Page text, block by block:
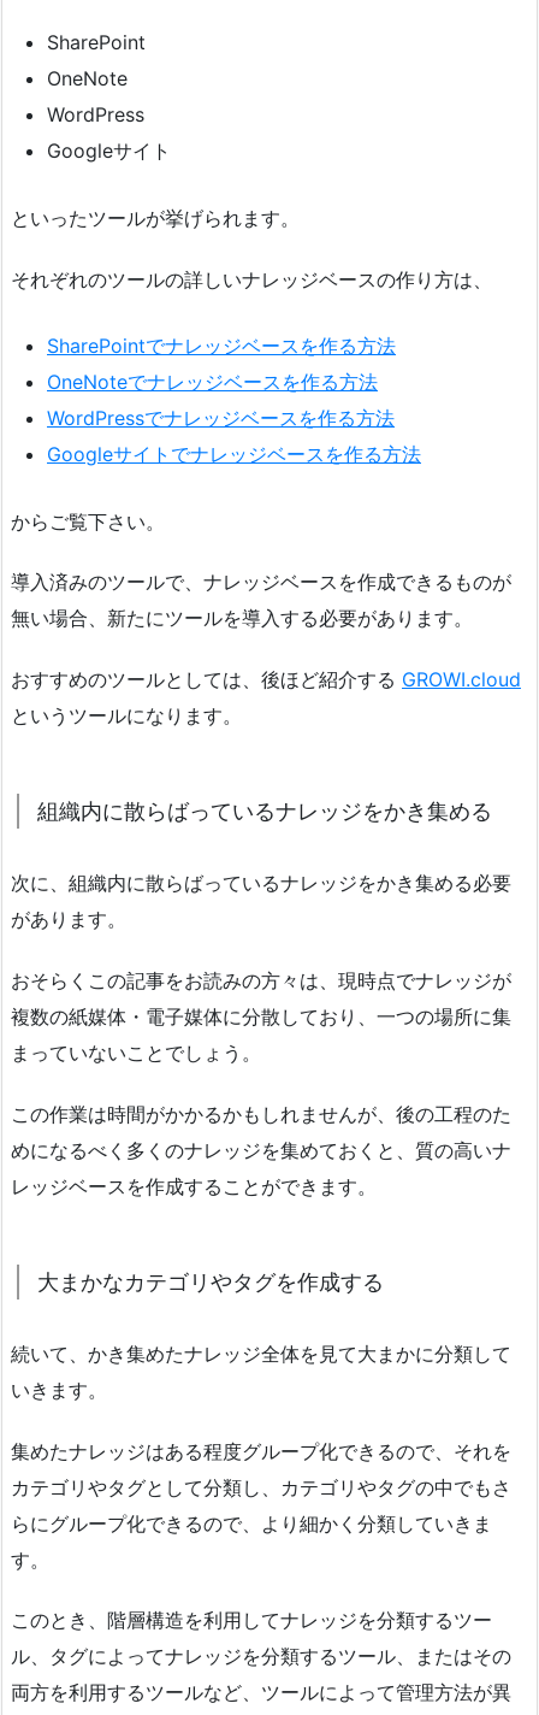
SharePoint
OneNote
WordPress
Googleサイト
といったツールが挙げられます。
それぞれのツールの詳しいナレッジベースの作り方は、
SharePointでナレッジベースを作る方法
OneNoteでナレッジベースを作る方法
WordPressでナレッジベースを作る方法
Googleサイトでナレッジベースを作る方法
からご覧下さい。
導入済みのツールで、ナレッジベースを作成できるものが
無い場合、新たにツールを導入する必要があります。
おすすめのツールとしては、後ほど紹介する GROWI.cloud
というツールになります。
組織内に散らばっているナレッジをかき集める
次に、組織内に散らばっているナレッジをかき集める必要
があります。
おそらくこの記事をお読みの方々は、現時点でナレッジが
複数の紙媒体・電子媒体に分散しており、一つの場所に集
まっていないことでしょう。
この作業は時間がかかるかもしれませんが、後の工程のた
めになるべく多くのナレッジを集めておくと、質の高いナ
レッジベースを作成することができます。
大まかなカテゴリやタグを作成する
続いて、かき集めたナレッジ全体を見て大まかに分類して
いきます。
集めたナレッジはある程度グループ化できるので、それを
カテゴリやタグとして分類し、カテゴリやタグの中でもさ
らにグループ化できるので、より細かく分類していきま
す。
このとき、階層構造を利用してナレッジを分類するツー
ル、タグによってナレッジを分類するツール、またはその
両方を利用するツールなど、ツールによって管理方法が異